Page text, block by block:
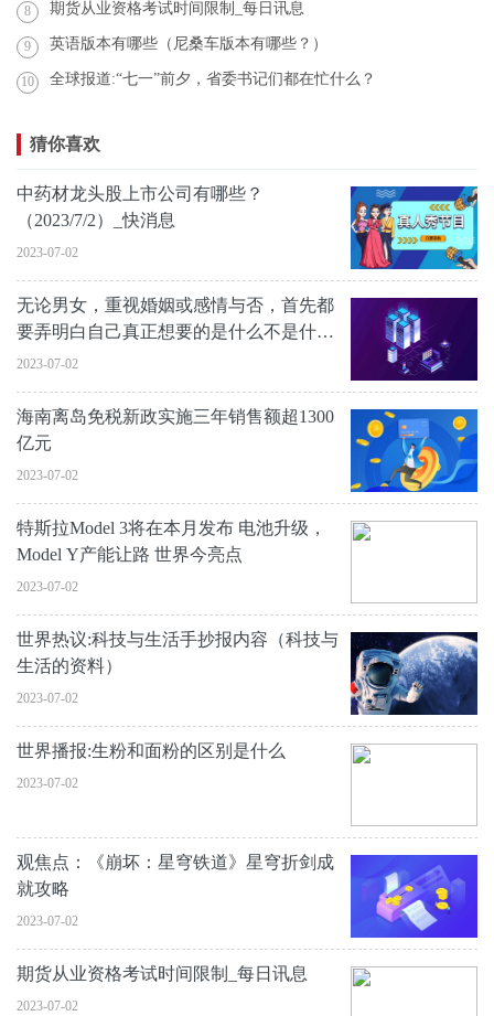
8 期货从业资格考试时间限制_每日讯息
9 英语版本有哪些（尼桑车版本有哪些？）
10 全球报道:“七一”前夕，省委书记们都在忙什么？
猜你喜欢
中药材龙头股上市公司有哪些？
（2023/7/2）_快消息
2023-07-02
无论男女，重视婚姻或感情与否，首先都
要弄明白自己真正想要的是什么不是什
么？
2023-07-02
海南离岛免税新政实施三年销售额超1300
亿元
2023-07-02
特斯拉Model 3将在本月发布 电池升级，
Model Y产能让路 世界今亮点
2023-07-02
世界热议:科技与生活手抄报内容（科技与
生活的资料）
2023-07-02
世界播报:生粉和面粉的区别是什么
2023-07-02
观焦点：《崩坏：星穹铁道》星穹折剑成
就攻略
2023-07-02
期货从业资格考试时间限制_每日讯息
2023-07-02